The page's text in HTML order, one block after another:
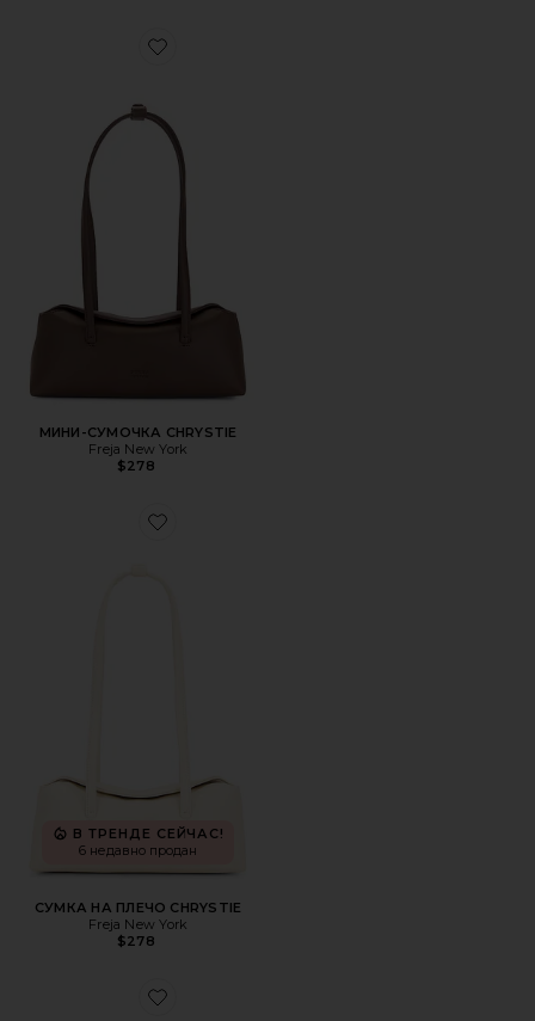
Favorite МИНИ-СУМОЧКА CHRYSTIE
МИНИ-СУМОЧКА CHRYSTIE
Freja New York
$278
Favorite СУМКА НА ПЛЕЧО CHRYSTIE
В ТРЕНДЕ СЕЙЧАС!
6 недавно продан
СУМКА НА ПЛЕЧО CHRYSTIE
Freja New York
$278
Favorite СУМКА НА ПЛЕЧО YARA